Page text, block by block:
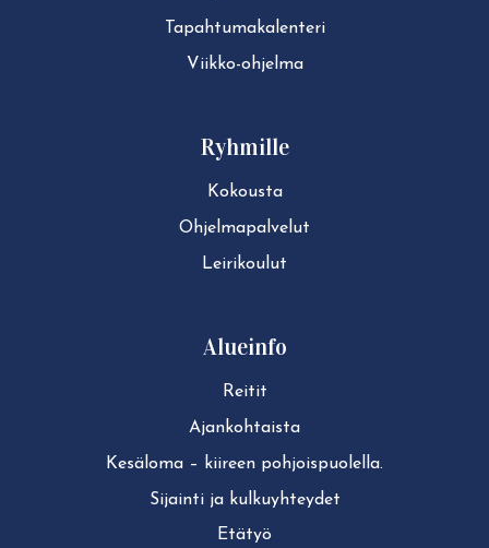
Ta­pah­tu­ma­ka­len­te­ri
Viikko-ohjelma
Ryhmille
Kokousta
Ohjelmapalvelut
Leirikoulut
Alueinfo
Reitit
Ajan­koh­tais­ta
Kesäloma – kiireen pohjoispuolella.
Sijainti ja kul­ku­yh­tey­det
Etätyö